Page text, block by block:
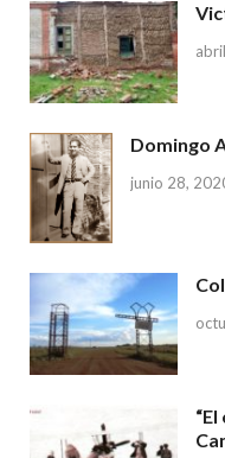
Domingo
junio 28,